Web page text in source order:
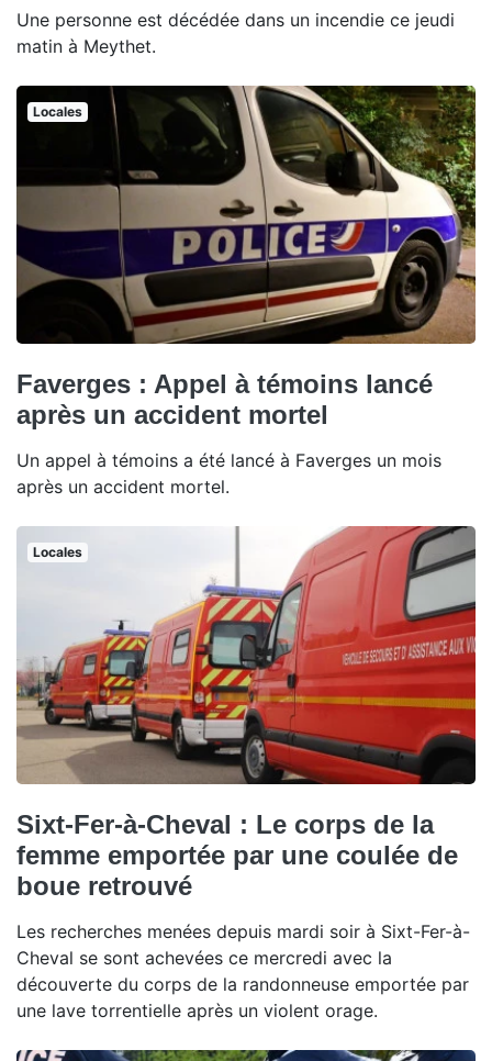
Une personne est décédée dans un incendie ce jeudi
matin à Meythet.
Locales
Faverges : Appel à témoins lancé
après un accident mortel
Un appel à témoins a été lancé à Faverges un mois
après un accident mortel.
Locales
Sixt-Fer-à-Cheval : Le corps de la
femme emportée par une coulée de
boue retrouvé
Les recherches menées depuis mardi soir à Sixt-Fer-à-
Cheval se sont achevées ce mercredi avec la
découverte du corps de la randonneuse emportée par
une lave torrentielle après un violent orage.